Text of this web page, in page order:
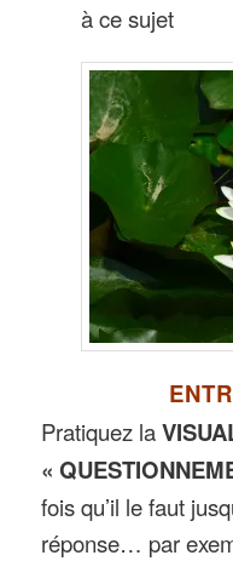
à ce sujet
Pratiquez la
«
fois qu’il le faut
réponse… par